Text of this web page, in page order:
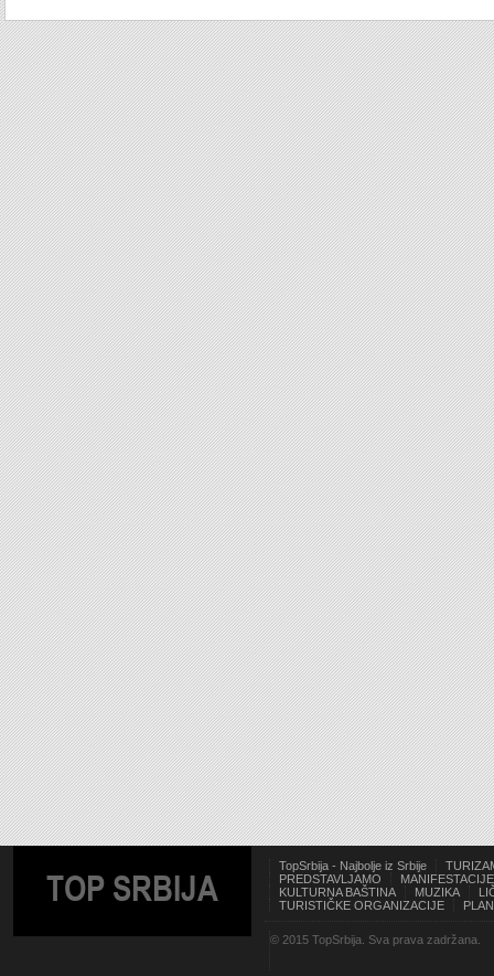
TOP SRBIJA
TopSrbija - Najbolje iz Srbije
PREDSTAVLJAMO
MANIFESTACIJE
KULTURNA BAŠTINA
MUZIKA
TURISTIČKE ORGANIZACIJE
© 2015 TopSrbija. Sva prava zadržana.